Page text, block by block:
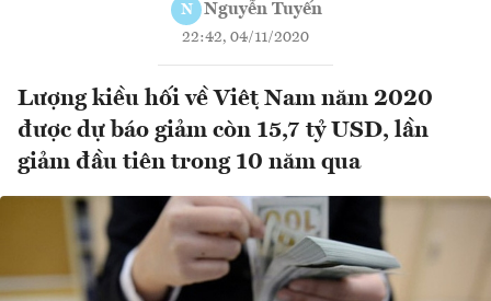
N Nguyễn Tuyến
22:42, 04/11/2020
Lượng kiều hối về Việt Nam năm 2020
được dự báo giảm còn 15,7 tỷ USD, lần
giảm đầu tiên trong 10 năm qua